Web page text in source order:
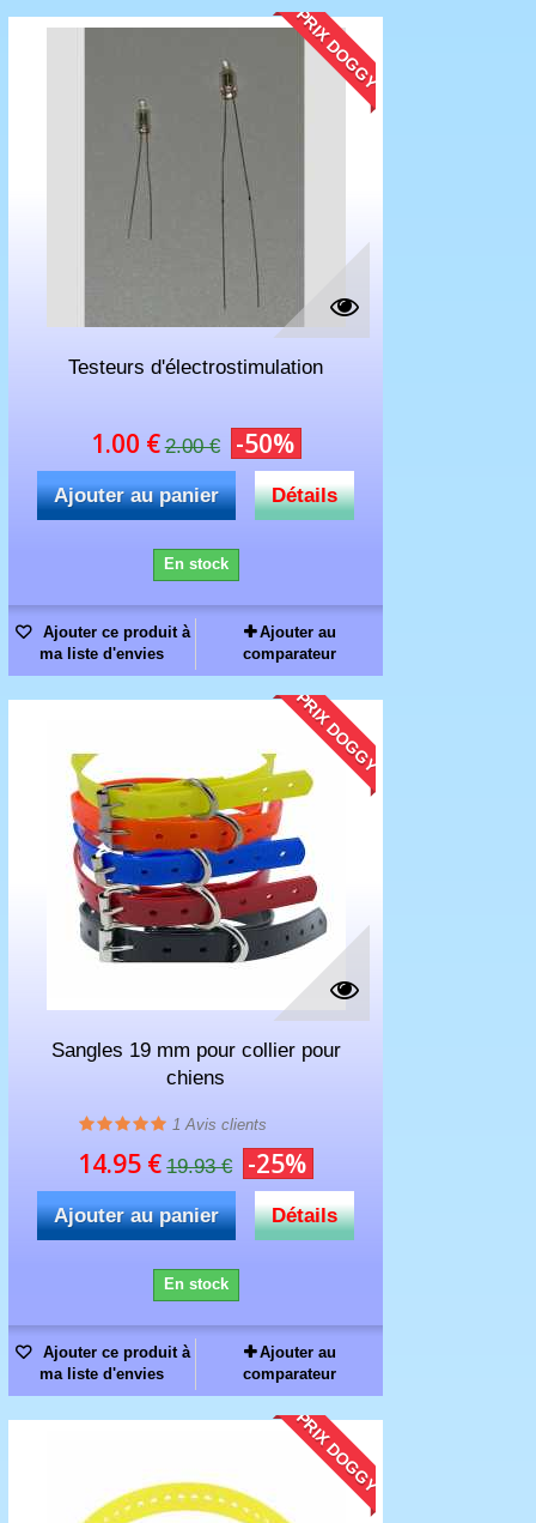
PRIX DOGGY
Testeurs d'électrostimulation
1.00 € 2.00 € -50%
Ajouter au panier Détails
En stock
Ajouter ce produit à
ma liste d'envies
Ajouter au
comparateur
PRIX DOGGY
Sangles 19 mm pour collier pour
chiens
1 Avis clients
14.95 € 19.93 € -25%
Ajouter au panier Détails
En stock
Ajouter ce produit à
ma liste d'envies
Ajouter au
comparateur
PRIX DOGGY